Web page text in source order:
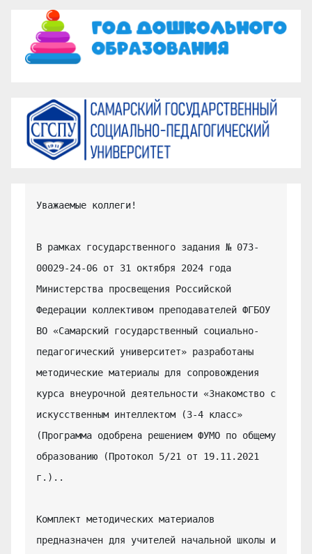
Уважаемые коллеги!
В рамках государственного задания № 073-
00029-24-06 от 31 октября 2024 года
Министерства просвещения Российской
Федерации коллективом преподавателей ФГБОУ
ВО «Самарский государственный социально-
педагогический университет» разработаны
методические материалы для сопровождения
курса внеурочной деятельности «Знакомство с
искусственным интеллектом (3-4 класс»
(Программа одобрена решением ФУМО по общему
образованию (Протокол 5/21 от 19.11.2021
г.)..
Комплект методических материалов
предназначен для учителей начальной школы и